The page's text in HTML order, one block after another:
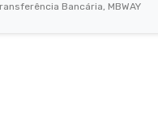
Bancária, MBWAY